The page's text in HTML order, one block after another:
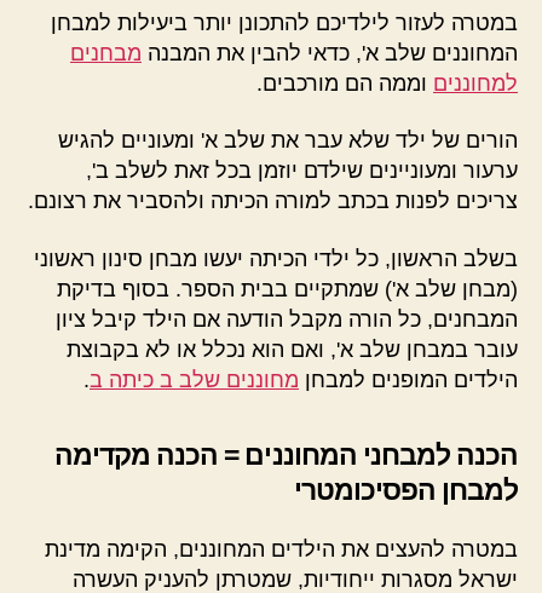
במטרה לעזור לילדיכם להתכונן יותר ביעילות למבחן
המחוננים שלב א', כדאי להבין את המבנה מבחנים
למחוננים וממה הם מורכבים.
הורים של ילד שלא עבר את שלב א' ומעוניים להגיש
ערעור ומעוניינים שילדם יוזמן בכל זאת לשלב ב',
צריכים לפנות בכתב למורה הכיתה ולהסביר את רצונם.
בשלב הראשון, כל ילדי הכיתה יעשו מבחן סינון ראשוני
(מבחן שלב א') שמתקיים בבית הספר. בסוף בדיקת
המבחנים, כל הורה מקבל הודעה אם הילד קיבל ציון
עובר במבחן שלב א', ואם הוא נכלל או לא בקבוצת
הילדים המופנים למבחן מחוננים שלב ב כיתה ב.
הכנה למבחני המחוננים = הכנה מקדימה
למבחן הפסיכומטרי
במטרה להעצים את הילדים המחוננים, הקימה מדינת
ישראל מסגרות ייחודיות, שמטרתן להעניק העשרה